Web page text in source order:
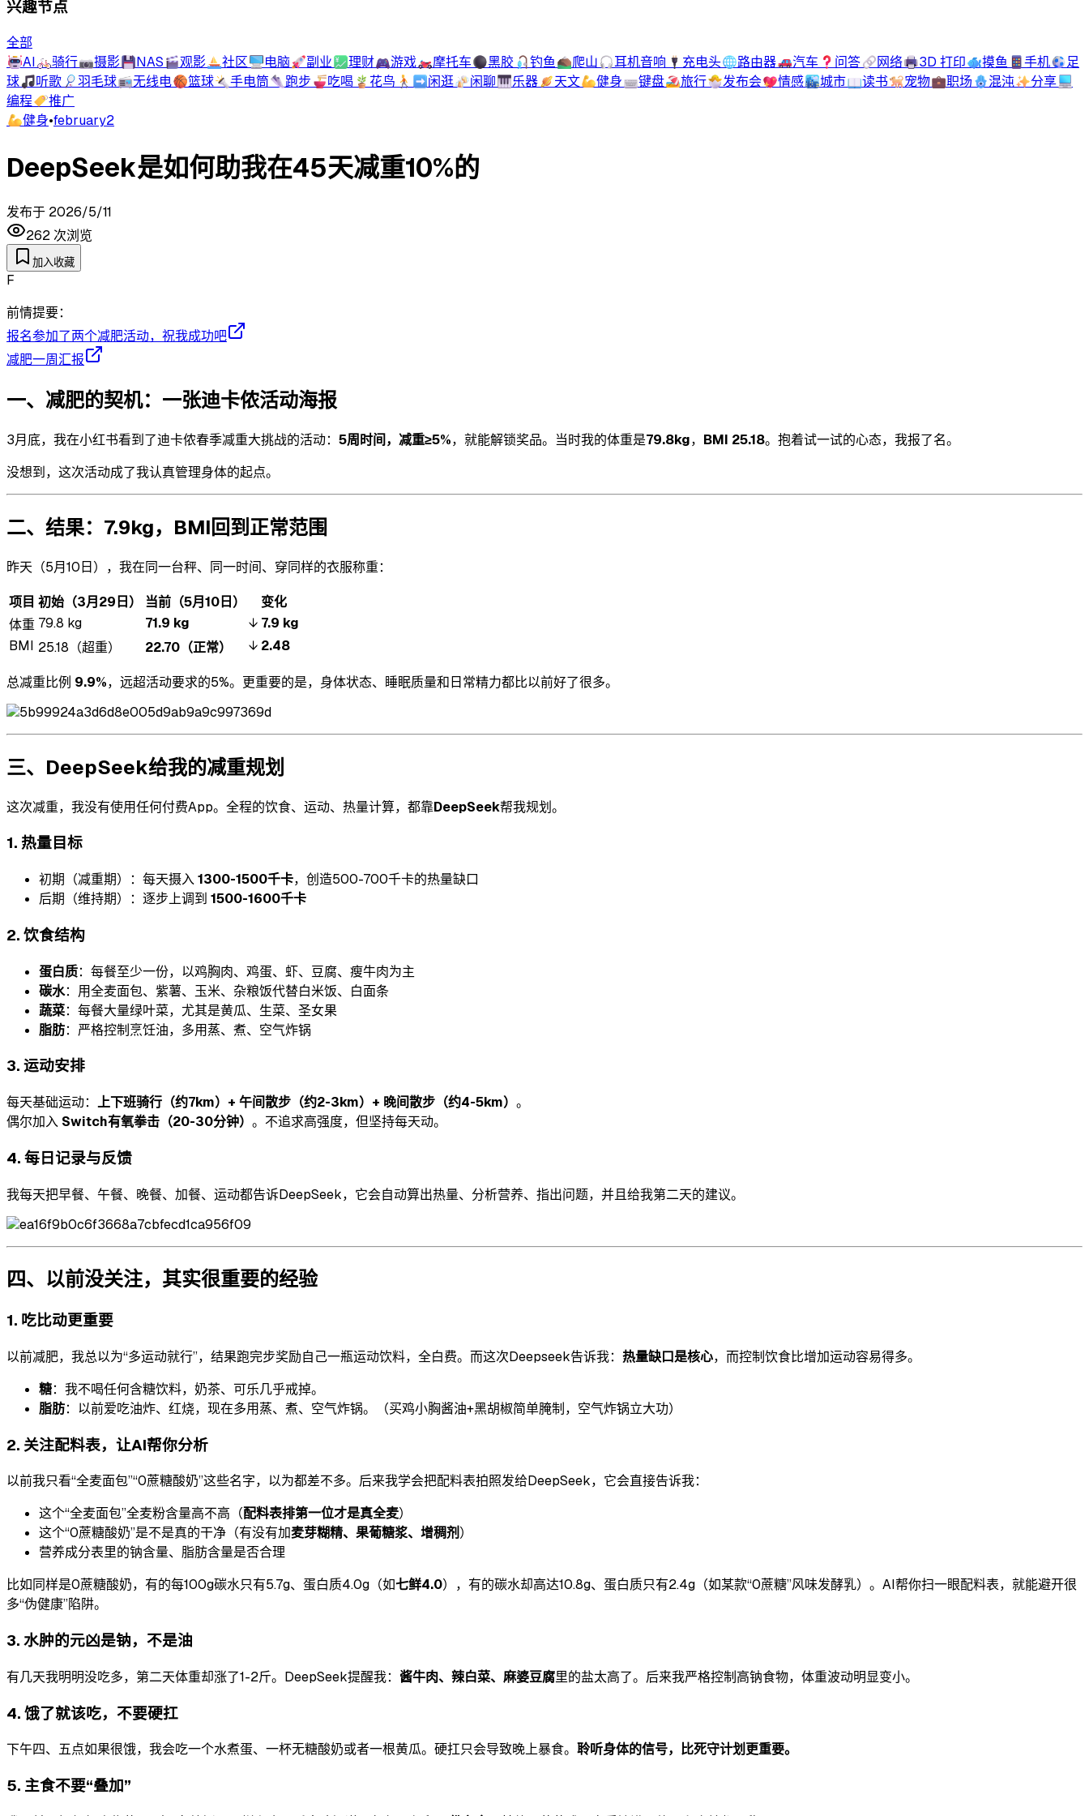
兴趣节点
全部
🤖AI🚲骑行📷摄影💾NAS🎬观影⛵社区🖥️电脑🚀副业💹理财🎮游戏🏍️摩托车⚫黑胶 🎣钓鱼⛰️爬山🎧耳机音响 🔌 充电头🌐路由器🚗汽车 ❓ 问答🔗网络🖨️3D 打印🐟摸鱼 📱手机⚽足
球🎵听歌 🏸羽毛球📻无线电🏀篮球🔦手电筒👟跑步🍜吃喝 🪴 花鸟 🚶‍➡️闲逛🍻闲聊🎹乐器🪐天文💪健身⌨️键盘🏖️旅行🐣发布会💖情感🏙️城市📖读书🐕宠物💼职场🪬混沌✨分享💻
编程🏷️推广
💪健身•february2
DeepSeek是如何助我在45天减重10%的
发布于 2026/5/11
262 次浏览
加入收藏
F
前情提要：
报名参加了两个减肥活动，祝我成功吧
减肥一周汇报
一、减肥的契机：一张迪卡侬活动海报
3月底，我在小红书看到了迪卡侬春季减重大挑战的活动： 5周时间，减重≥5%，就能解锁奖品。当时我的体重是79.8kg， BMI 25.18。抱着试一试的心态，我报了名。
没想到，这次活动成了我认真管理身体的起点。
二、结果：7.9kg，BMI回到正常范围
昨天（5月10日），我在同一台秤、同一时间、穿同样的衣服称重：
项目 初始（3月29日） 当前（5月10日）
变化
体重 79.8 kg 71.9 kg ↓ 7.9 kg
BMI 25.18（超重） 22.70（正常） ↓ 2.48
总减重比例 9.9%，远超活动要求的5%。更重要的是，身体状态、睡眠质量和日常精力都比以前好了很多。
三、DeepSeek给我的减重规划
这次减重，我没有使用任何付费App。全程的饮食、运动、热量计算，都靠DeepSeek帮我规划。
1. 热量目标
初期（减重期）：每天摄入1300-1500千卡，创造500-700千卡的热量缺口
后期（维持期）：逐步上调到 1500-1600千卡
2. 饮食结构
蛋白质：每餐至少一份，以鸡胸肉、鸡蛋、虾、豆腐、瘦牛肉为主
碳水：用全麦面包、紫薯、玉米、杂粮饭代替白米饭、白面条
蔬菜：每餐大量绿叶菜，尤其是黄瓜、生菜、圣女果
脂肪：严格控制烹饪油，多用蒸、煮、空气炸锅
3. 运动安排
每天基础运动： 上下班骑行（约7km）+ 午间散步（约2-3km）+ 晚间散步（约4-5km） 。
偶尔加入 Switch有氧拳击（20-30分钟） 。不追求高强度，但坚持每天动。
4. 每日记录与反馈
我每天把早餐、午餐、晚餐、加餐、运动都告诉DeepSeek，它会自动算出热量、分析营养、指出问题，并且给我第二天的建议。
四、以前没关注，其实很重要的经验
1. 吃比动更重要
以前减肥，我总以为“多运动就行”，结果跑完步奖励自己一瓶运动饮料，全白费。而这次Deepseek告诉我： 热量缺口是核心，而控制饮食比增加运动容易得多。
糖：我不喝任何含糖饮料，奶茶、可乐几乎戒掉。
脂肪：以前爱吃油炸、红烧，现在多用蒸、煮、空气炸锅。（买鸡小胸酱油+黑胡椒简单腌制，空气炸锅立大功）
2. 关注配料表，让AI帮你分析
以前我只看“全麦面包”“0蔗糖酸奶”这些名字，以为都差不多。后来我学会把配料表拍照发给DeepSeek，它会直接告诉我：
这个“全麦面包”全麦粉含量高不高（配料表排第一位才是真全麦）
这个“0蔗糖酸奶”是不是真的干净（有没有加麦芽糊精、果葡糖浆、增稠剂）
营养成分表里的钠含量、脂肪含量是否合理
比如同样是0蔗糖酸奶，有的每100g碳水只有5.7g、蛋白质4.0g（如七鲜4.0），有的碳水却高达10.8g、蛋白质只有2.4g（如某款“0蔗糖”风味发酵乳）。AI帮你扫一眼配料表，就能避开很
多“伪健康”陷阱。
3. 水肿的元凶是钠，不是油
有几天我明明没吃多，第二天体重却涨了1-2斤。DeepSeek提醒我： 酱牛肉、辣白菜、麻婆豆腐里的盐太高了。后来我严格控制高钠食物，体重波动明显变小。
4. 饿了就该吃，不要硬扛
下午四、五点如果很饿，我会吃一个水煮蛋、一杯无糖酸奶或者一根黄瓜。硬扛只会导致晚上暴食。 聆听身体的信号，比死守计划更重要。
5. 主食不要“叠加”